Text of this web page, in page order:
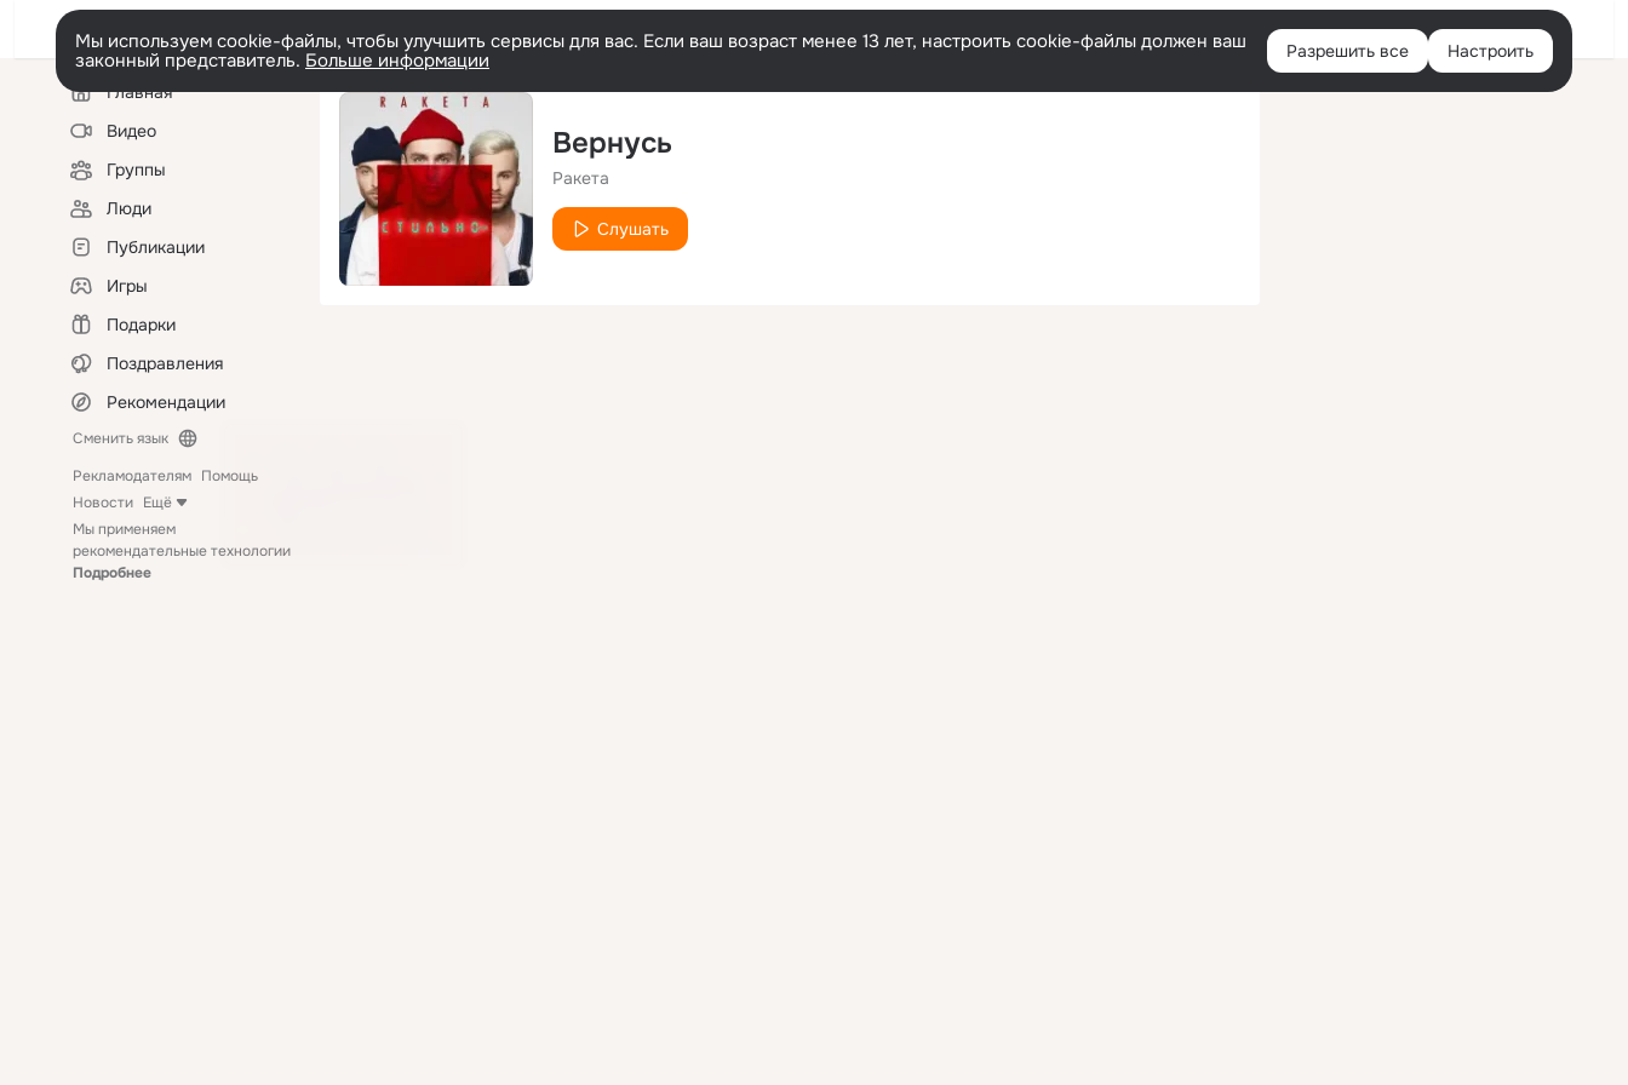
Войти
Мы используем cookie-файлы, чтобы улучшить сервисы для вас. Если ваш возраст менее 13 лет, настроить cookie-файлы должен ваш
законный представитель. Больше информации Разрешить все Настроить
Левая
колонкаГлавная
Видео
Группы
Люди
Публикации
Игры
Подарки
Поздравления
Рекомендации
Сменить язык
Рекламодателям Помощь
Новости Ещё
Мы применяем
рекомендательные технологии
Подробнее
Вернусь
Ракета
Слушать